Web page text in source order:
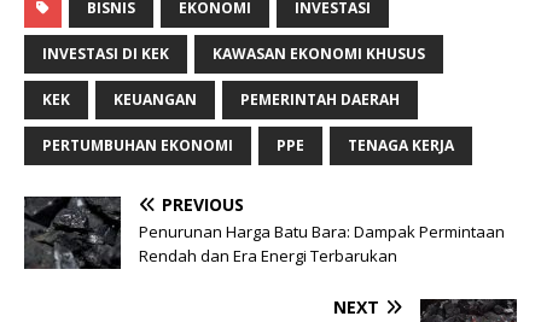
BISNIS EKONOMI INVESTASI
INVESTASI DI KEK KAWASAN EKONOMI KHUSUS
KEK KEUANGAN PEMERINTAH DAERAH
PERTUMBUHAN EKONOMI PPE TENAGA KERJA
PREVIOUS
Penurunan Harga Batu Bara: Dampak Permintaan
Rendah dan Era Energi Terbarukan
NEXT